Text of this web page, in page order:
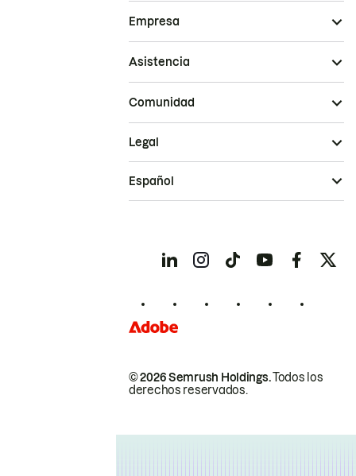
Empresa
Asistencia
Comunidad
© 2026 Semrush Holdings.Todos los
derechos reservados.
Legal
Español